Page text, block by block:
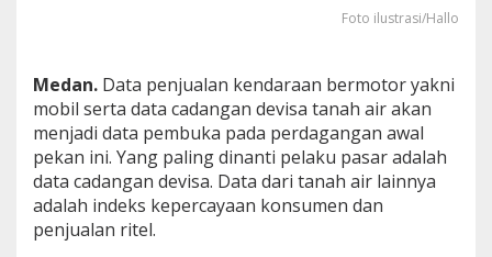
l
e
k
r
o
n
Foto ilustrasi/Hallo
Medan. Data penjualan kendaraan bermotor yakni
mobil serta data cadangan devisa tanah air akan
menjadi data pembuka pada perdagangan awal
pekan ini. Yang paling dinanti pelaku pasar adalah
data cadangan devisa. Data dari tanah air lainnya
adalah indeks kepercayaan konsumen dan
penjualan ritel.